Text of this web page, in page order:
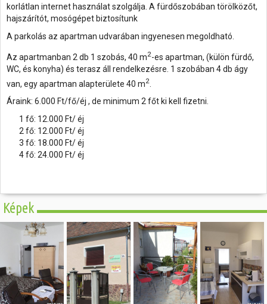
korlátlan internet használat szolgálja. A fürdőszobában törölközőt,
hajszárítót, mosógépet biztosítunk
A parkolás az apartman udvarában ingyenesen megoldható.
Az apartmanban 2 db 1 szobás, 40 m2-es apartman, (külön fürdő,
WC, és konyha) és terasz áll rendelkezésre. 1 szobában 4 db ágy
van, egy apartman alapterülete 40 m2
Áraink: 6.000 Ft/fő/éj , de minimum 2 főt ki kell fizetni.
1 fő: 12.000 Ft/ éj
2 fő: 12.000 Ft/ éj
3 fő: 18.000 Ft/ éj
4 fő: 24.000 Ft/ éj
Képek